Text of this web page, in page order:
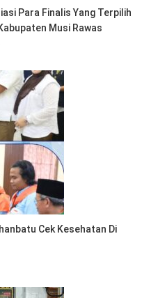
Para Finalis Yang Terpilih
Musi Rawas
Cek Kesehatan Di